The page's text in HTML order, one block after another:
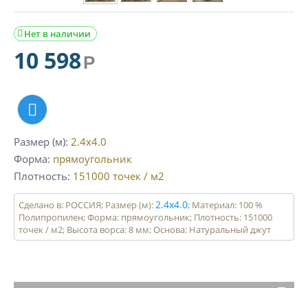
Нет в наличии

10 598Р
Размер (м) 2.4x4.0
Форма прямоугольник
Плотность 151000 точек / м2
Сделано в: РОССИЯ; Размер (м):2.4x4.0; Материал: 100 %
Полипропилен; Форма: прямоугольник; Плотность: 151000
точек / м2; Высота ворса: 8 мм; Основа: Натуральный джут